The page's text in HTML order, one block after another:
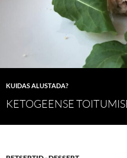
KUIDAS ALUSTADA?
KETOGEENSE